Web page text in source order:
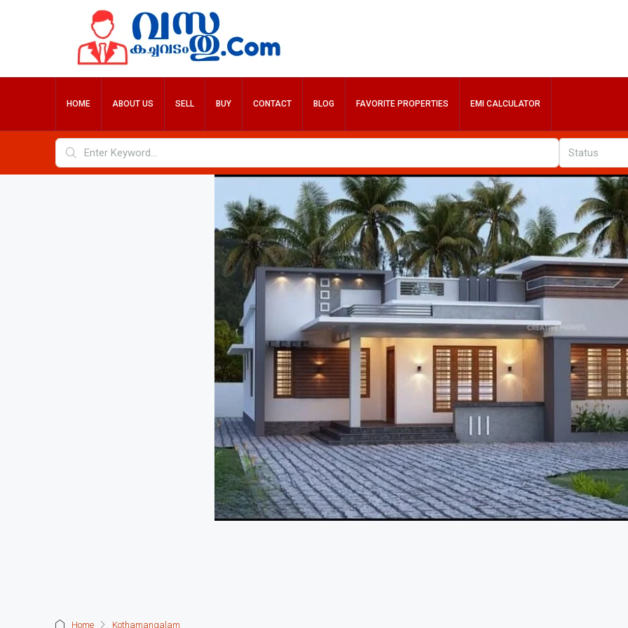
HOME ABOUT US SELL BUY CONTACT BLOG FAVORITE PROPERTIES EMI CALCULATOR
Status
Home Kothamangalam